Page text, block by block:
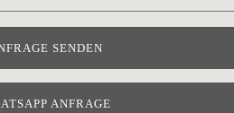
ANFRAGE